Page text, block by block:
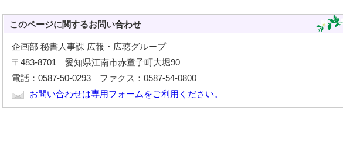
このページに関するお問い合わせ
企画部 秘書人事課 広報・広聴グループ
〒483-8701 愛知県江南市赤童子町大堀90
電話：0587-50-0293 ファクス：0587-54-0800
お問い合わせは専用フォームをご利用ください。